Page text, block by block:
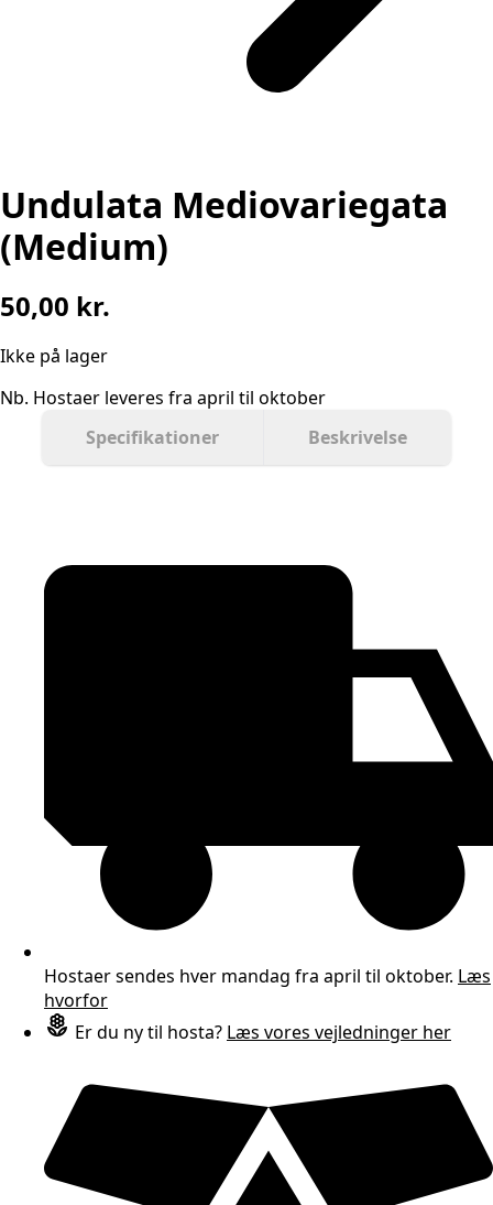
Undulata Mediovariegata
(Medium)
50,00 kr.
Ikke på lager
Nb. Hostaer leveres fra april til oktober
Specifikationer
Beskrivelse
Hostaer sendes hver mandag fra april til oktober. Læs
hvorfor
Er du ny til hosta? Læs vores vejledninger her